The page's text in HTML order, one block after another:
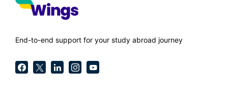
End-to-end support for your study abroad journey